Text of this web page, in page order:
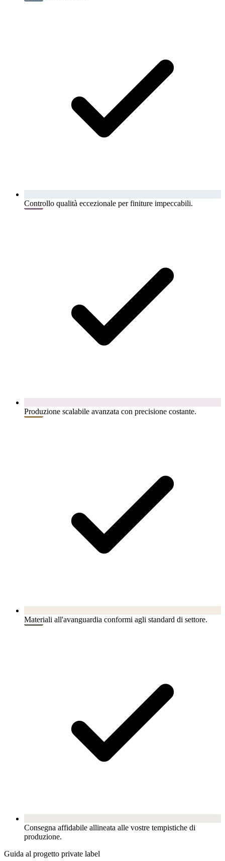
Controllo qualità eccezionale per finiture impeccabili.
Produzione scalabile avanzata con precisione costante.
Materiali all'avanguardia conformi agli standard di settore.
Consegna affidabile allineata alle vostre tempistiche di
produzione.
Guida al progetto private label